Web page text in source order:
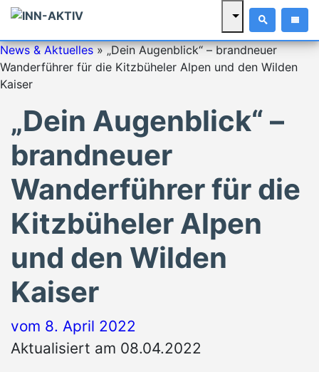
News & Aktuelles»„Dein Augenblick“ – brandneuer
Wanderführer für die Kitzbüheler Alpen und den Wilden
Kaiser
„Dein Augenblick“ –
brandneuer
Wanderführer für die
Kitzbüheler Alpen
und den Wilden
Kaiser
vom 8. April 2022
Aktualisiert am 08.04.2022